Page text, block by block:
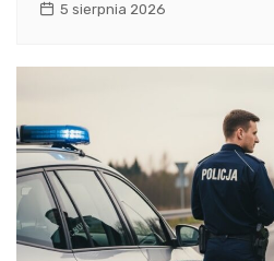
5 sierpnia 2026